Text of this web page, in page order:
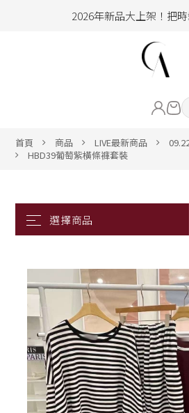
2026年新品大上架！把
hello !! Happy to
2026年新品大上架！把時
ALL ITEM
ACC&SHOE
BIG SALE
CA made
首頁 商品 LIVE最新商品
HBD39葡萄紫橫條褲套裝